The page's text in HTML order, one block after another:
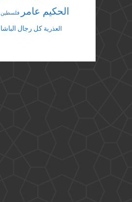
الحكيم عامر
فلسطين
العذرية كل رجال الباشا